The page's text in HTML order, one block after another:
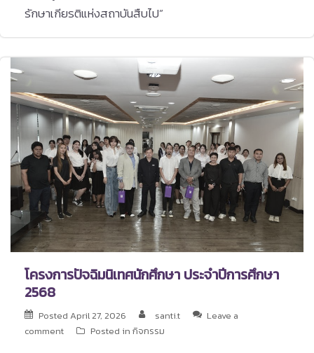
รักษาเกียรติแห่งสถาบันสืบไป”
โครงการปัจฉิมนิเทศนักศึกษา ประจำปีการศึกษา
2568
Posted April 27, 2026 santi.t
Leave a
comment
Posted in กิจกรรม